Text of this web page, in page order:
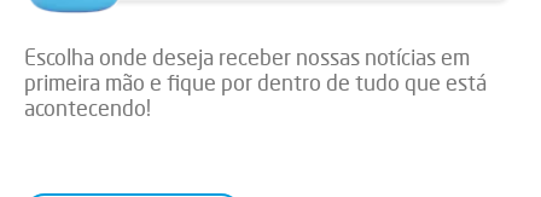
Escolha onde deseja receber nossas notícias em
primeira mão e fique por dentro de tudo que está
acontecendo!